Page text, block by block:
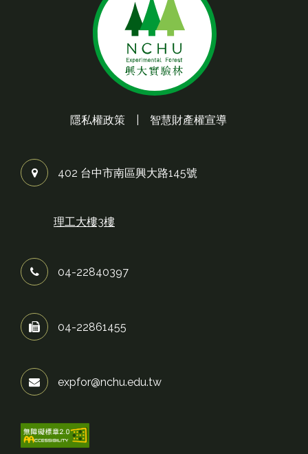
隱私權政策 智慧財產權宣導
402 台中市南區興大路145號
理工大樓3樓
04-22840397
04-22861455
expfor@nchu.edu.tw